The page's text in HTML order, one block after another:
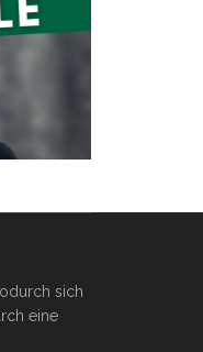
sich
eine